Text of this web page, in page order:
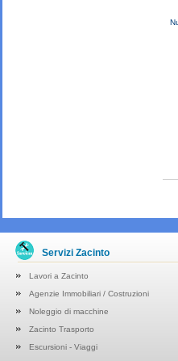
Servizi Zacinto
Lavori a Zacinto
Agenzie Immobiliari / Costruzioni
Noleggio di macchine
Zacinto Trasporto
Escursioni - Viaggi